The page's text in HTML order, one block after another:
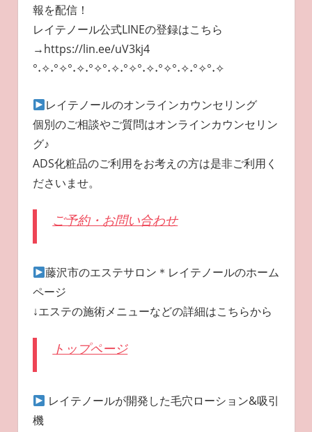
報を配信！
レイテノール公式LINEの登録はこちら
→https://lin.ee/uV3kj4
°˖✧˖°✧°˖✧˖°✧°˖✧˖°✧°˖✧˖°✧°˖✧˖°✧°˖✧
レイテノールのオンラインカウンセリング
個別のご相談やご質問はオンラインカウンセリン
グ♪
ADS化粧品のご利用をお考えの方は是非ご利用く
ださいませ。
ご予約・お問い合わせ
藤沢市のエステサロン＊レイテノールのホーム
ページ
↓エステの施術メニューなどの詳細はこちらから
トップページ
レイテノールが開発した毛穴ローション&吸引
機